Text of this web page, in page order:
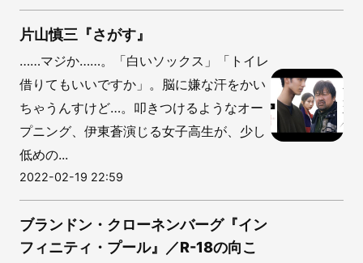
片山慎三『さがす』
……マジか……。「白いソックス」「トイレ
借りてもいいですか」。脳に嫌な汗をかい
ちゃうんすけど…。叩きつけるようなオー
プニング、伊東蒼演じる女子高生が、少し
低めの...
2022-02-19 22:59
ブランドン・クローネンバーグ『イン
フィニティ・プール』／R-18の向こ